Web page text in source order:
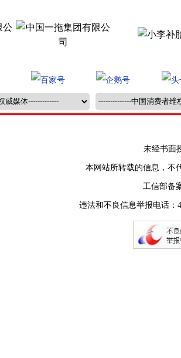
未经书面
本网站所转载的信息，不
工信部备
违法和不良信息举报电话